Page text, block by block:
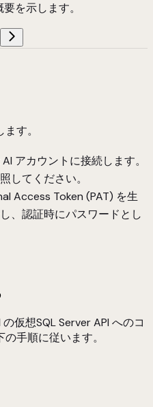
を示します。
す。
アカウントに接続します。
してください。
Access Token (PAT) を生
、認証時にパスワードとし
仮想SQL Server API へのコ
手順に従います。